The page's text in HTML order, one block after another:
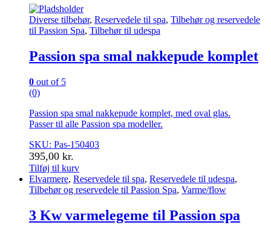
Diverse tilbehør, Reservedele til spa, Tilbehør og reservedele
til Passion Spa, Tilbehør til udespa
Passion spa smal nakkepude komplet
0 out of 5
(0)
Passion spa smal nakkepude komplet, med oval glas.
Passer til alle Passion spa modeller.
SKU: Pas-150403
395,00 kr.
Tilføj til kurv
Elvarmere, Reservedele til spa, Reservedele til udespa,
Tilbehør og reservedele til Passion Spa, Varme/flow
3 Kw varmelegeme til Passion spa